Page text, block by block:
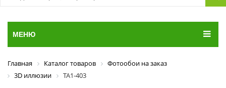
МЕНЮ
Главная Каталог товаров
Фотообои на заказ
3D иллюзии
ТА1-403